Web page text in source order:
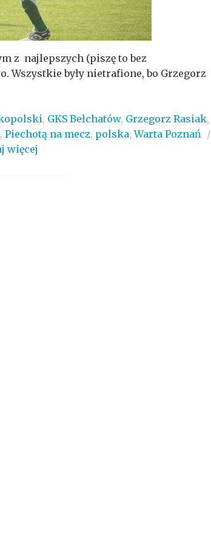
z najlepszych (piszę to bez
były nietrafione, bo Grzegorz
, GKS Bełchatów, Grzegorz Rasiak,
, Piechotą na mecz, polska,Warta Poznań /
więcej